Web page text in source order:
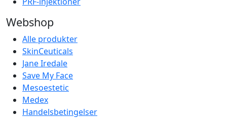
Webshop
Alle produkter
SkinCeuticals
Jane Iredale
Save My Face
Mesoestetic
Medex
Handelsbetingelser